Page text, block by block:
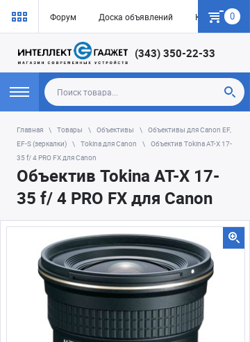
Форум Доска объявлений Как купить
0
(343) 350-22-33
Главная Товары Объективы
Объективы для Canon EF,
EF-S (зеркалки)
Tokina для Сanon
Объектив Tokina AT-X 17-
35 f/ 4 PRO FX для Canon
Объектив Tokina AT-X 17-
35 f/ 4 PRO FX для Canon